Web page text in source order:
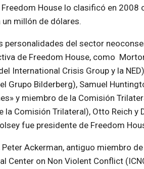
Freedom House lo clasificó en 2008
un millón de dólares.
personalidades del sector
de Freedom House, como
International Crisis Group y la
Grupo Bilderberg), Samuel
y miembro de la Comisión
la Comisión Trilateral), Otto Reich
fue presidente de Freedom
Peter Ackerman, antiguo miembro
Center on Non Violent Conflict